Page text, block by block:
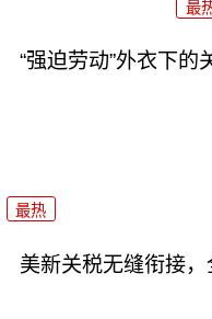
最
“强迫劳动”外衣下的
最热
美新关税无缝衔接